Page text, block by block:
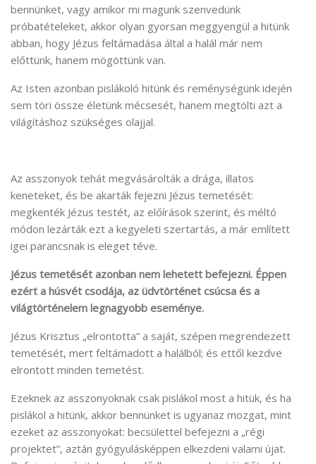
bennünket, vagy amikor mi magunk szenvedünk
próbatételeket, akkor olyan gyorsan meggyengül a hitünk
abban, hogy Jézus feltámadása által a halál már nem
előttünk, hanem mögöttünk van.
Az Isten azonban pislákoló hitünk és reménységünk idején
sem töri össze életünk mécsesét, hanem megtölti azt a
világításhoz szükséges olajjal.
Az asszonyok tehát megvásárolták a drága, illatos
keneteket, és be akarták fejezni Jézus temetését:
megkenték Jézus testét, az előírások szerint, és méltó
módon lezárták ezt a kegyeleti szertartás, a már említett
igei parancsnak is eleget téve.
Jézus temetését azonban nem lehetett befejezni. Éppen
ezért a húsvét csodája, az üdvtörténet csúcsa és a
világtörténelem legnagyobb eseménye.
Jézus Krisztus „elrontotta” a saját, szépen megrendezett
temetését, mert feltámadott a halálból; és ettől kezdve
elrontott minden temetést.
Ezeknek az asszonyoknak csak pislákol most a hitük, és ha
pislákol a hitünk, akkor bennünket is ugyanaz mozgat, mint
ezeket az asszonyokat: becsülettel befejezni a „régi
projektet”, aztán gyógyulásképpen elkezdeni valami újat.